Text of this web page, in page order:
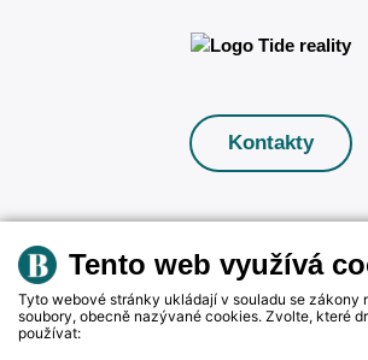
Kontakty
© 2024 rezidence
Zásady spracování osobních
Tento web využívá
Tyto webové stránky ukládají v souladu se zákony
soubory, obecně nazývané cookies. Zvolte, které
používat: